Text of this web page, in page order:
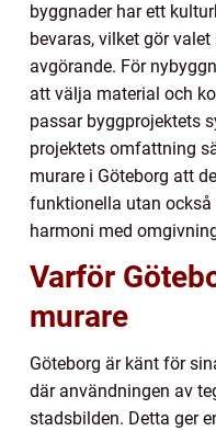
byggnader har ett
bevaras, vilket gör
avgörande. För
att välja material och
passar byggprojektets
projektets omfattning
murare i Göteborg att
funktionella utan
harmoni med
Varför
murare
Göteborg är känt för
där användningen av
stadsbilden. Detta ger